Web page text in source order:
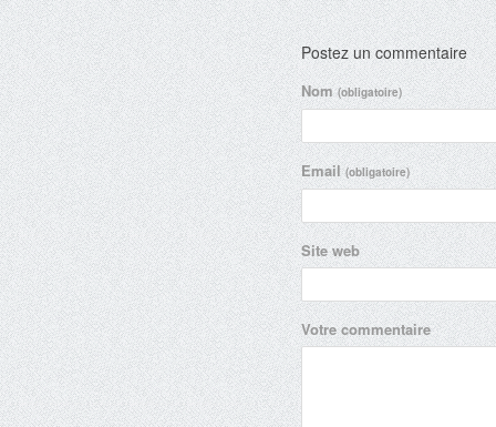
Postez un commentaire
Nom(obligatoire)
Email(obligatoire)
Site web
Votre commentaire